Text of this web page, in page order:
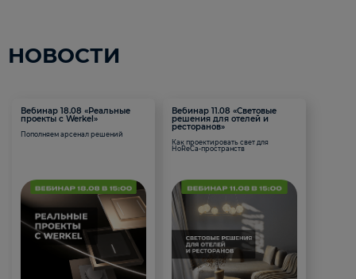
НОВОСТИ
Вебинар 18.08 «Реальные
проекты с Werkel»
Пополняем арсенал решений
Вебинар 11.08 «Световые
решения для отелей и
ресторанов»
Как проектировать свет для
HoReCa-пространств